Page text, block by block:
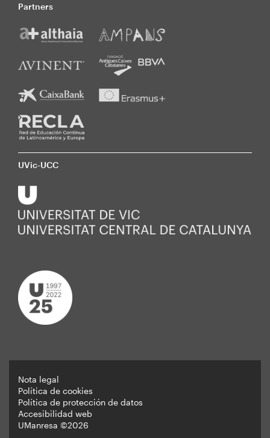
Partners
UVic-UCC
Peu
Nota legal
Política de cookies
Política de protección de datos
Accesibilidad web
UManresa ©2026